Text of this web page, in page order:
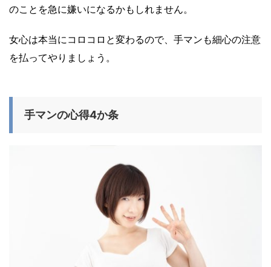
のことを急に嫌いになるかもしれません。
女心は本当にコロコロと変わるので、手マンも細心の注意
を払ってやりましょう。
手マンの心得4か条